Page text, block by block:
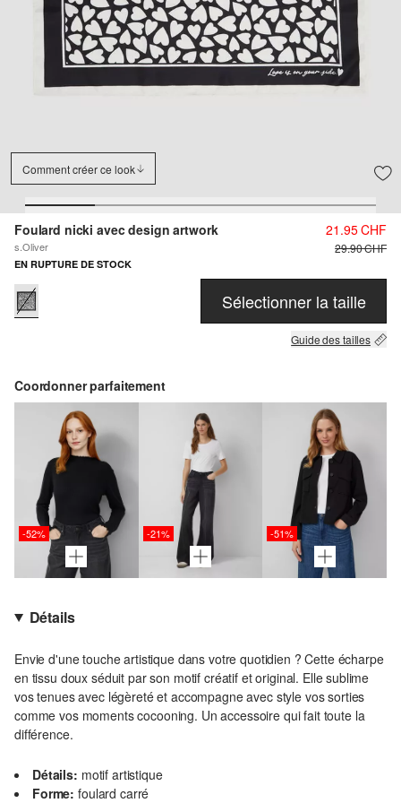
Comment créer ce look
Foulard nicki avec design artwork
s.Oliver
21.95 CHF
29.90 CHF
EN RUPTURE DE STOCK
Sélectionner la taille
Guide des tailles
Coordonner parfaitement
-52% -21% -51%
Détails
Envie d'une touche artistique dans votre quotidien ? Cette écharpe
en tissu doux séduit par son motif créatif et original. Elle sublime
vos tenues avec légèreté et accompagne avec style vos sorties
comme vos moments cocooning. Un accessoire qui fait toute la
différence.
Détails: motif artistique
Forme: foulard carré